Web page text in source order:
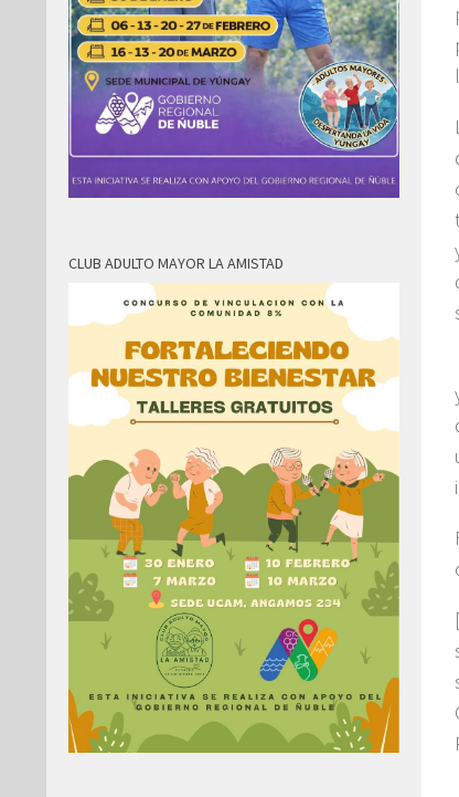
CLUB ADULTO MAYOR LA AMISTAD